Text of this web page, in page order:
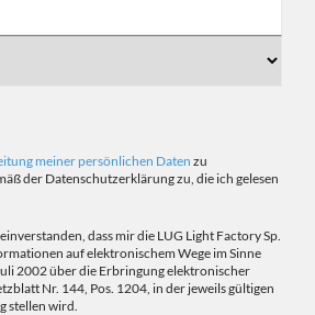
meiner persönlichen Daten zu
der Datenschutzerklärung zu, die ich gelesen
dass mir die LUG Light Factory Sp.
auf elektronischem Wege im Sinne
2002 über die Erbringung elektronischer
Nr. 144, Pos. 1204, in der jeweils gültigen
stellen wird.